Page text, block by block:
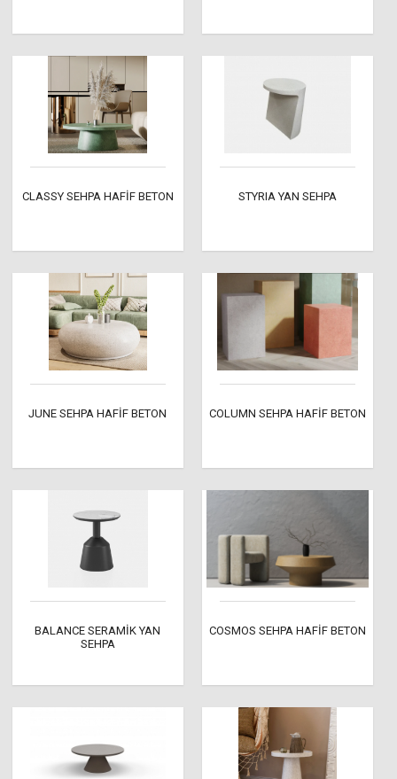
CLASSY SEHPA HAFİF BETON STYRIA YAN SEHPA
JUNE SEHPA HAFİF BETON COLUMN SEHPA HAFİF BETON
BALANCE SERAMİK YAN
SEHPA
COSMOS SEHPA HAFİF BETON